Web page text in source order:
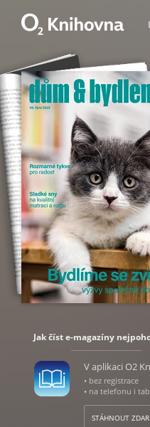
Jak číst e-magazíny
V aplikaci O2
• bez registrace
• na telefonu i
STÁHNOUT